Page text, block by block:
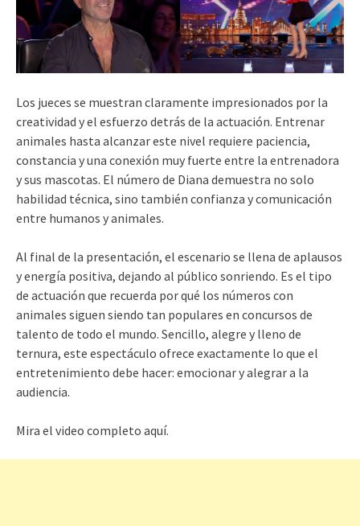
Los jueces se muestran claramente impresionados por la
creatividad y el esfuerzo detrás de la actuación. Entrenar
animales hasta alcanzar este nivel requiere paciencia,
constancia y una conexión muy fuerte entre la entrenadora
y sus mascotas. El número de Diana demuestra no solo
habilidad técnica, sino también confianza y comunicación
entre humanos y animales.
Al final de la presentación, el escenario se llena de aplausos
y energía positiva, dejando al público sonriendo. Es el tipo
de actuación que recuerda por qué los números con
animales siguen siendo tan populares en concursos de
talento de todo el mundo. Sencillo, alegre y lleno de
ternura, este espectáculo ofrece exactamente lo que el
entretenimiento debe hacer: emocionar y alegrar a la
audiencia.
Mira el video completo aquí.